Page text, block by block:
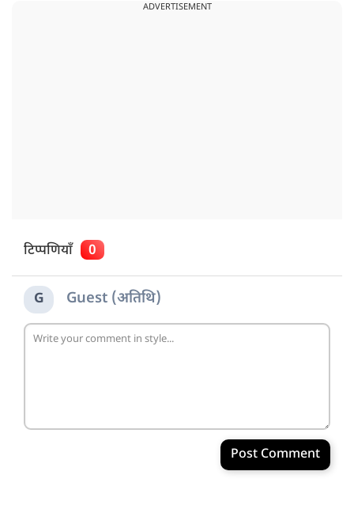
ADVERTISEMENT
टिप्पणियाँ 0
G Guest (अतिथि)
Post Comment